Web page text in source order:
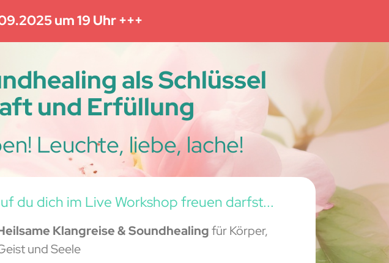
um 19 Uhr +++
als Schlüssel
und Erfüllung
Leuchte, liebe, lache!
du dich im Live Workshop freuen darfst...
Klangreise & Soundhealingfür Körper,
und Seele